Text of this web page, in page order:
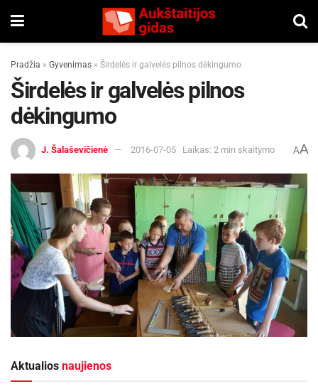
Pradžia » Gyvenimas » Širdelės ir galvelės pilnos dėkingumo
Širdelės ir galvelės pilnos
dėkingumo
J. Šalaševičienė 2016-07-05 Laikas: 2 min skaitymo AA
Aktualios naujienos